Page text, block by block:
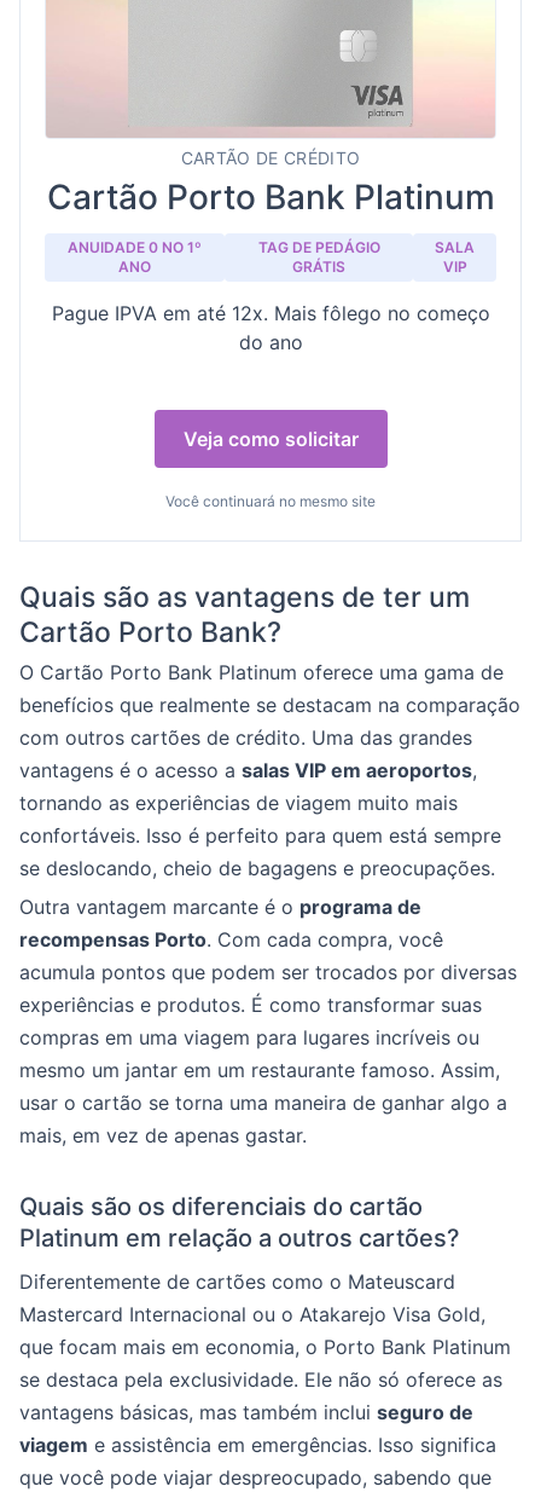
CARTÃO DE CRÉDITO
Cartão Porto Bank Platinum
ANUIDADE 0 NO 1º
ANO
TAG DE PEDÁGIO
GRÁTIS
SALA
VIP
Pague IPVA em até 12x. Mais fôlego no começo
do ano
Veja como solicitar
Você continuará no mesmo site
Quais são as vantagens de ter um
Cartão Porto Bank?
O Cartão Porto Bank Platinum oferece uma gama de
benefícios que realmente se destacam na comparação
com outros cartões de crédito. Uma das grandes
vantagens é o acesso a salas VIP em aeroportos,
tornando as experiências de viagem muito mais
confortáveis. Isso é perfeito para quem está sempre
se deslocando, cheio de bagagens e preocupações.
Outra vantagem marcante é o programa de
recompensas Porto. Com cada compra, você
acumula pontos que podem ser trocados por diversas
experiências e produtos. É como transformar suas
compras em uma viagem para lugares incríveis ou
mesmo um jantar em um restaurante famoso. Assim,
usar o cartão se torna uma maneira de ganhar algo a
mais, em vez de apenas gastar.
Quais são os diferenciais do cartão
Platinum em relação a outros cartões?
Diferentemente de cartões como o Mateuscard
Mastercard Internacional ou o Atakarejo Visa Gold,
que focam mais em economia, o Porto Bank Platinum
se destaca pela exclusividade. Ele não só oferece as
vantagens básicas, mas também inclui seguro de
viagem e assistência em emergências. Isso significa
que você pode viajar despreocupado, sabendo que